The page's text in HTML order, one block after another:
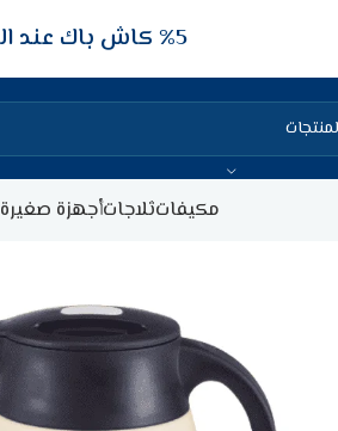
5‎% كاش باك عند الدفع عن طريق الفيزا البنكيه
مكيفاتثلاجاتأجهزة صغيرة